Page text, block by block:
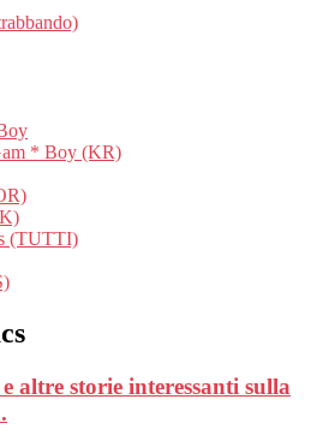
* Boy (KR)
(TUTTI)
altre storie interessanti sulla